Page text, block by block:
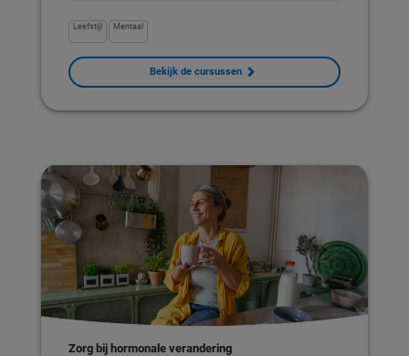
Leefstijl Mentaal
Bekijk de cursussen
Zorg bij hormonale verandering